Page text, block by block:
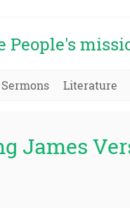
People's
Sermons Literature
James